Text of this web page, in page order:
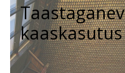
Taastaganev
kaaskasutus